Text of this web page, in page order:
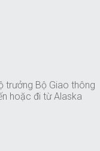
trưởng Bộ Giao thông
hoặc đi từ Alaska